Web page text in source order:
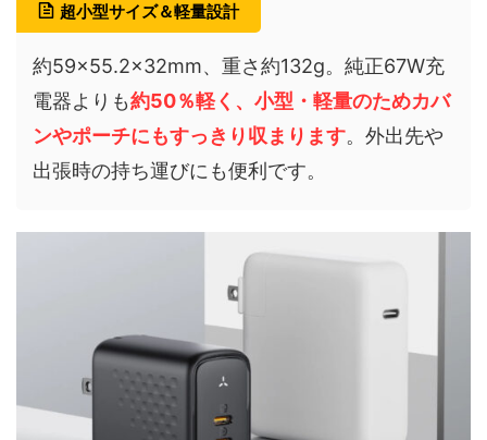
超小型サイズ＆軽量設計
約59×55.2×32mm、重さ約132g。純正67W充
電器よりも約50％軽く、小型・軽量のためカバ
ンやポーチにもすっきり収まります。外出先や
出張時の持ち運びにも便利です。